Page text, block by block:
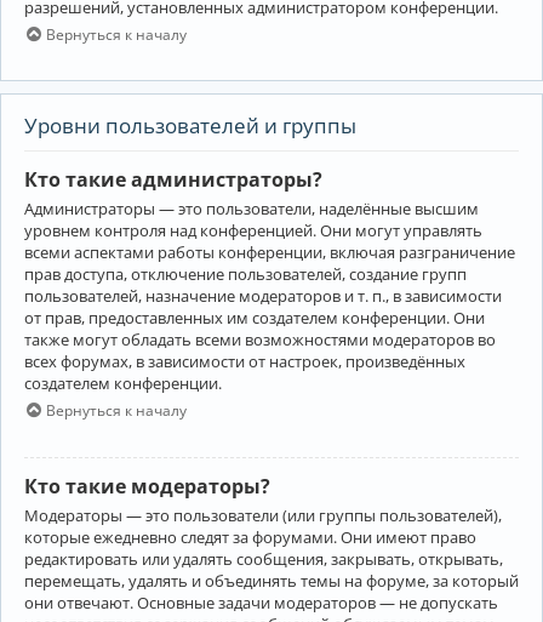
разрешений, установленных администратором конференции.
Вернуться к началу
Уровни пользователей и группы
Кто такие администраторы?
Администраторы — это пользователи, наделённые высшим
уровнем контроля над конференцией. Они могут управлять
всеми аспектами работы конференции, включая разграничение
прав доступа, отключение пользователей, создание групп
пользователей, назначение модераторов и т. п., в зависимости
от прав, предоставленных им создателем конференции. Они
также могут обладать всеми возможностями модераторов во
всех форумах, в зависимости от настроек, произведённых
создателем конференции.
Вернуться к началу
Кто такие модераторы?
Модераторы — это пользователи (или группы пользователей),
которые ежедневно следят за форумами. Они имеют право
редактировать или удалять сообщения, закрывать, открывать,
перемещать, удалять и объединять темы на форуме, за который
они отвечают. Основные задачи модераторов — не допускать